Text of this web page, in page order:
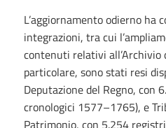
L’aggiornamento odierno ha
integrazioni, tra cui
contenuti relativi all’Archivio
particolare, sono stati resi
Deputazione del Regno, con
cronologici 1577–1765), e
Patrimonio, con 5.254